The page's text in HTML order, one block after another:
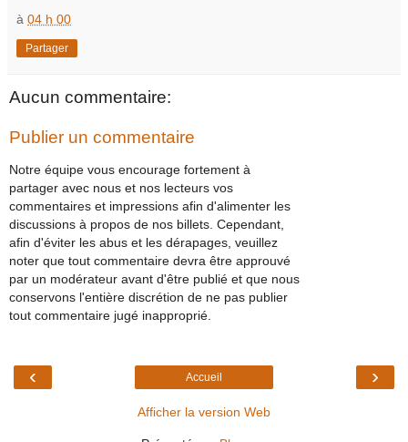
à 04 h 00
Partager
Aucun commentaire:
Publier un commentaire
Notre équipe vous encourage fortement à
partager avec nous et nos lecteurs vos
commentaires et impressions afin d'alimenter les
discussions à propos de nos billets. Cependant,
afin d'éviter les abus et les dérapages, veuillez
noter que tout commentaire devra être approuvé
par un modérateur avant d'être publié et que nous
conservons l'entière discrétion de ne pas publier
tout commentaire jugé inapproprié.
‹ ›
Accueil
Afficher la version Web